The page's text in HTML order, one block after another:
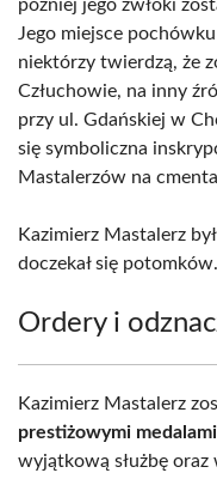
później jego zwłoki
Jego miejsce
niektórzy twierdzą, że
Człuchowie, na inny
przy ul. Gdańskiej w
się symboliczna
Mastalerzów na
Kazimierz Mastalerz
doczekał się potomków.
Ordery i
Kazimierz Mastalerz
prestiżowymi
wyjątkową służbę oraz